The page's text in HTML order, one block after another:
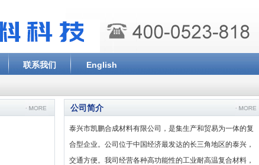
特氟龙制品专业生产商
联系我们 English
更多
公司简介
泰兴市凯鹏合成材料有限公司，是集生产和贸易为一体的复
合型企业。公司位于中国经济最发达的长三角地区的泰兴，
交通方便。我司经营各种高功能性的工业耐高温复合材料，